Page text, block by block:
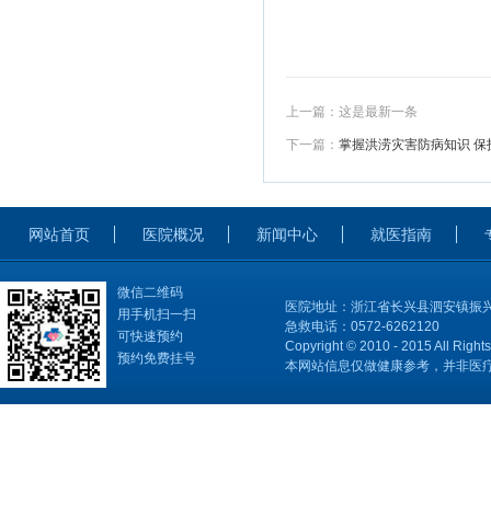
上一篇： 这是最新一条
下一篇： 掌握洪涝灾害防病知识 保
网站首页 医院概况 新闻中心 就医指南
微信二维码
用手机扫一扫
可快速预约
预约免费挂号
医院地址：浙江省长兴县泗安镇振
急救电话：0572-6262120
Copyright © 2010 - 2015 All
本网站信息仅做健康参考，并非医